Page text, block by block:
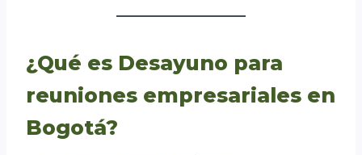
¿Qué es Desayuno para
reuniones empresariales en
Bogotá?